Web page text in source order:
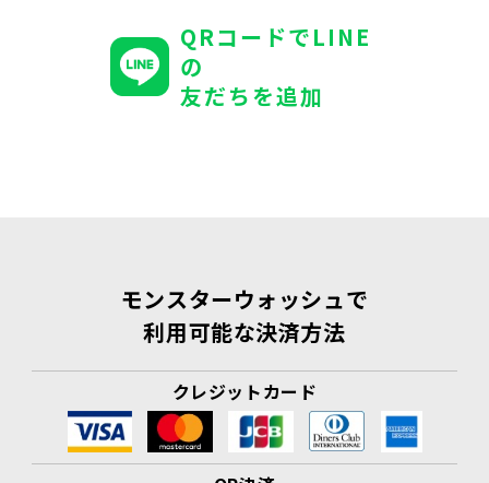
QRコードでLINE
の
友だちを追加
モンスターウォッシュで
利用可能な決済方法
クレジットカード